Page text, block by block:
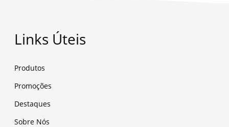
Links Úteis
Produtos
Promoções
Destaques
Sobre Nós